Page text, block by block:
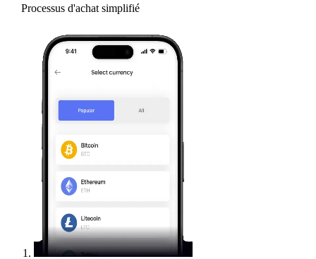
Processus d'achat simplifié